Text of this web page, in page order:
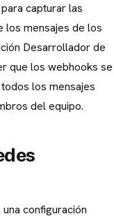
capturar las
los mensajes de los
Desarrollador de
que los webhooks se
los mensajes
del equipo.
configuración